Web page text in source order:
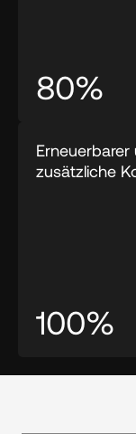
80%
zusätzliche
100%